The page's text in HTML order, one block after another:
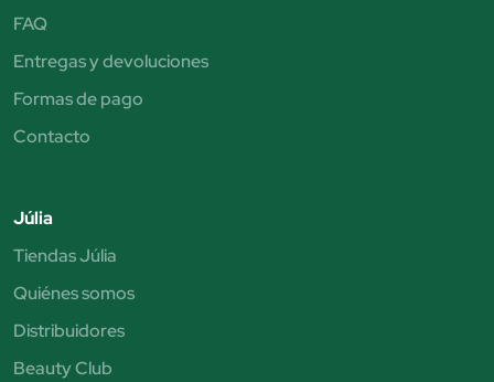
FAQ
Entregas y devoluciones
Formas de pago
Contacto
Júlia
Tiendas Júlia
Quiénes somos
Distribuidores
Beauty Club